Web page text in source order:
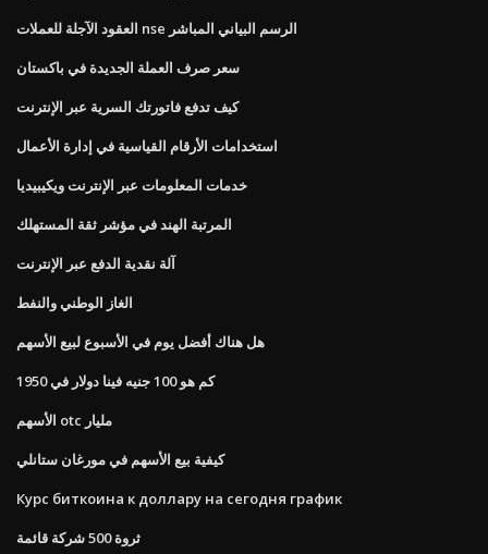
العقود الآجلة للعملات nse الرسم البياني المباشر
سعر صرف العملة الجديدة في باكستان
كيف تدفع فاتورتك السرية عبر الإنترنت
استخدامات الأرقام القياسية في إدارة الأعمال
خدمات المعلومات عبر الإنترنت ويكيبيديا
المرتبة الهند في مؤشر ثقة المستهلك
آلة نقدية الدفع عبر الإنترنت
الغاز الوطني والنفط
هل هناك أفضل يوم في الأسبوع لبيع الأسهم
كم هو 100 جنيه فينا دولار في 1950
الأسهم otc مليار
كيفية بيع الأسهم في مورغان ستانلي
Курс биткоина к доллару на сегодня график
ثروة 500 شركة قائمة